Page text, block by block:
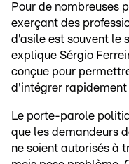
Pour de nombreuses
exerçant des
d'asile est souvent le
explique Sérgio
conçue pour
d'intégrer
Le porte-parole
que les demandeurs
ne soient autorisés à